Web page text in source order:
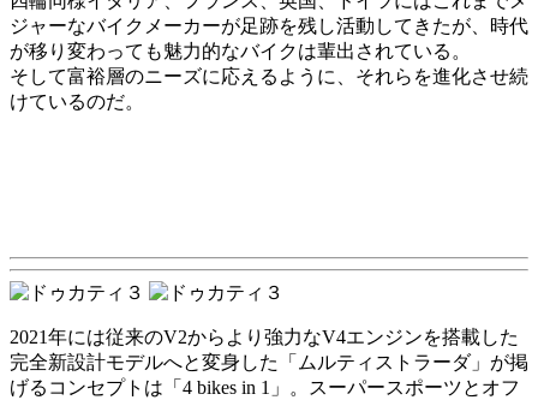
ジャーなバイクメーカーが足跡を残し活動してきたが、時代
が移り変わっても魅力的なバイクは輩出されている。
そして富裕層のニーズに応えるように、それらを進化させ続
けているのだ。
2021年には従来のV2からより強力なV4エンジンを搭載した
完全新設計モデルへと変身した「ムルティストラーダ」が掲
げるコンセプトは「4 bikes in 1」。スーパースポーツとオフ